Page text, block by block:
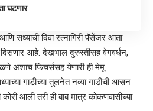
घटणार
आणि सध्याची दिवा रत्नागिरी पॅसेंजर आता
आहे. देखभाल दुरुस्तीसह वेगवर्धन,
अशाच फिचर्ससह येणारी ही मेमू
गाडीच्या तुलनेत नव्या गाडीची आसन
आली तरी ही बाब मात्र कोकणवासीच्या